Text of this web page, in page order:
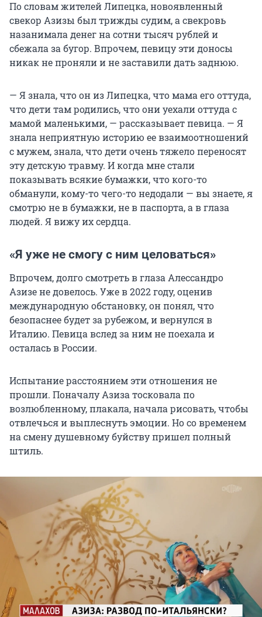
По словам жителей Липецка, новоявленный
свекор Азизы был трижды судим, а свекровь
назанимала денег на сотни тысяч рублей и
сбежала за бугор. Впрочем, певицу эти доносы
никак не проняли и не заставили дать заднюю.
— Я знала, что он из Липецка, что мама его оттуда,
что дети там родились, что они уехали оттуда с
мамой маленькими, — рассказывает певица. — Я
знала неприятную историю ее взаимоотношений
с мужем, знала, что дети очень тяжело переносят
эту детскую травму. И когда мне стали
показывать всякие бумажки, что кого-то
обманули, кому-то чего-то недодали — вы знаете, я
смотрю не в бумажки, не в паспорта, а в глаза
людей. Я вижу их сердца.
«Я уже не смогу с ним целоваться»
Впрочем, долго смотреть в глаза Алессандро
Азизе не довелось. Уже в 2022 году, оценив
международную обстановку, он понял, что
безопаснее будет за рубежом, и вернулся в
Италию. Певица вслед за ним не поехала и
осталась в России.
Испытание расстоянием эти отношения не
прошли. Поначалу Азиза тосковала по
возлюбленному, плакала, начала рисовать, чтобы
отвлечься и выплеснуть эмоции. Но со временем
на смену душевному буйству пришел полный
штиль.